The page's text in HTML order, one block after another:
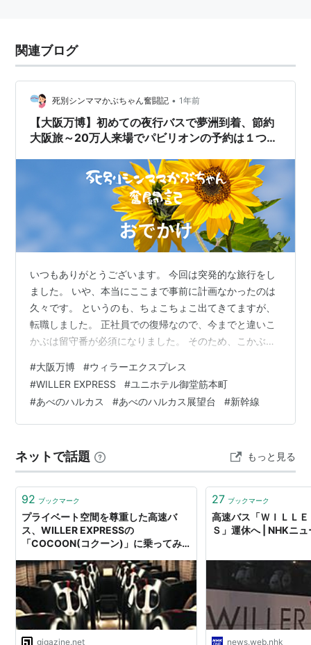
関連ブログ
死別シンママかぶちゃん奮闘記 • 1年前
【大阪万博】初めての夜行バスで夢洲到着、節約
大阪旅～20万人来場でパビリオンの予約は１つだ
いつもありがとうございます。 今回は突発的な旅行をし
ました。 いや、本当にここまで事前に計画なかったのは
久々です。 というのも、ちょこちょこ出てきてますが、
転職しました。 正社員での復帰なので、今までと違いこ
かぶは留守番が必須になりました。 そのため、こかぶか
私は入社準備と大阪旅行準備をしてました。 リンク とい
うわけで、大阪万博への旅行へ出発です。 目的地は 大阪
万博 という事で・・・目的地は夢洲。 読み方は夢洲（ゆ
めしま）です。 調べました(;^_^A 有休が取得できるかわ
阪駅から少し…
#大阪万博 #ウィラーエクスプレス
#WILLER EXPRESS #ユニホテル御堂筋本町
#あべのハルカス #あべのハルカス展望台 #新幹線
ネットで話題 もっと見る
92 ブックマーク
プライベート空間を尊重した高速バ
ス、WILLER EXPRESSの
「COCOON(コクーン)」に乗ってみ
gigazine.net
27 ブックマーク
高速バス「ＷＩＬＬ
Ｓ」運休へ | NHKニュ
news.web.nhk